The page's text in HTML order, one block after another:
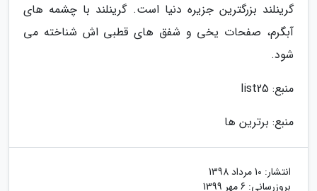
گرینلند بزرگترین جزیره دنیا است. گرینلند با چشمه های
آبگرم، صفحات یخی و شفق های قطبی اش شناخته می
شود.
منبع: list25
منبع: برترین ها
انتشار: 10 مرداد 1398
بروزرسانی: 6 مهر 1399